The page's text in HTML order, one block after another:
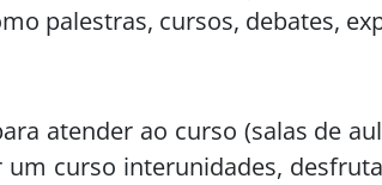
palestras, cursos, debates,
atender ao curso (salas de
um curso interunidades,